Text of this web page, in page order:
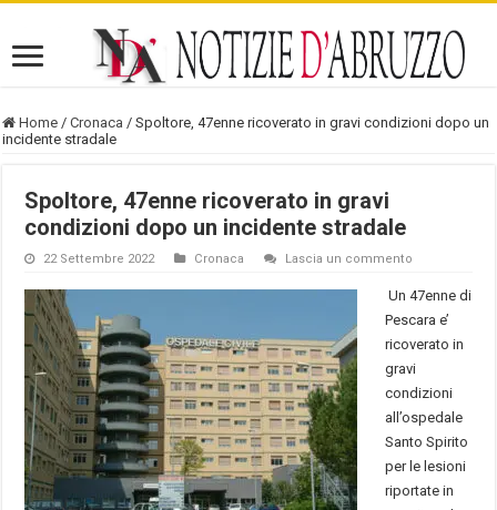
Home / Cronaca / Spoltore, 47enne ricoverato in gravi condizioni dopo un
incidente stradale
Spoltore, 47enne ricoverato in gravi
condizioni dopo un incidente stradale
22 Settembre 2022 Cronaca Lascia un commento
Un 47enne di
Pescara e’
ricoverato in
gravi
condizioni
all’ospedale
Santo Spirito
per le lesioni
riportate in